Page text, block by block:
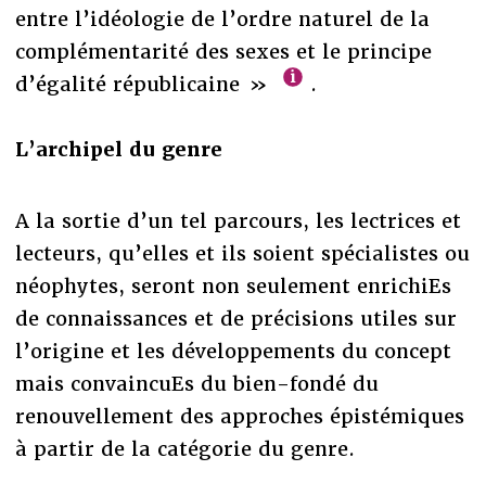
entre l’idéologie de l’ordre naturel de la
complémentarité des sexes et le principe
d’égalité républicaine »
.
L’archipel du genre
A la sortie d’un tel parcours, les lectrices et
lecteurs, qu’elles et ils soient spécialistes ou
néophytes, seront non seulement enrichiEs
de connaissances et de précisions utiles sur
l’origine et les développements du concept
mais convaincuEs du bien-fondé du
renouvellement des approches épistémiques
à partir de la catégorie du genre.